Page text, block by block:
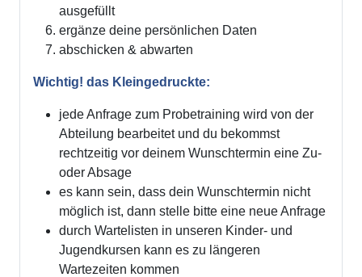
ausgefüllt
ergänze deine persönlichen Daten
abschicken & abwarten
Wichtig! das Kleingedruckte:
jede Anfrage zum Probetraining wird von der
Abteilung bearbeitet und du bekommst
rechtzeitig vor deinem Wunschtermin eine Zu-
oder Absage
es kann sein, dass dein Wunschtermin nicht
möglich ist, dann stelle bitte eine neue Anfrage
durch Wartelisten in unseren Kinder- und
Jugendkursen kann es zu längeren
Wartezeiten kommen